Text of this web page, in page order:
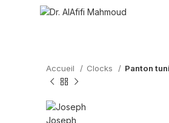
Accueil Clocks Panton